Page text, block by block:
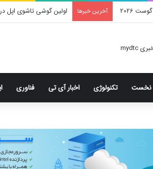
آخرین خبرها محدودیت جدید
نخست تکنولوژی اخبار آی تی فناوری